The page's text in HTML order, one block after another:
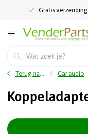
Gratis
Terug naar home Car audio